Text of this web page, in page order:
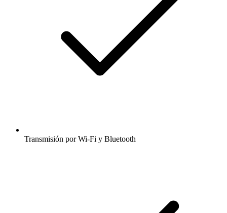
Transmisión por Wi-Fi y Bluetooth